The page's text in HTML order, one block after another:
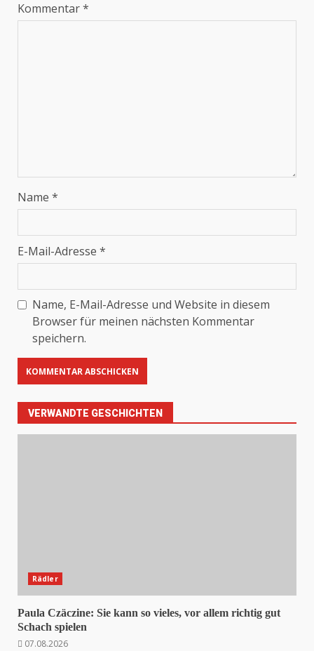
Kommentar*
Name *
E-Mail-Adresse *
Name, E-Mail-Adresse und Website in diesem
Browser für meinen nächsten Kommentar
speichern.
VERWANDTE GESCHICHTEN
Rädler
Paula Czäczine: Sie kann so vieles, vor allem richtig gut
Schach spielen
07.08.2026